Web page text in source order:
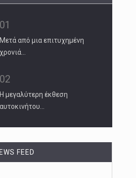
01
Μετά από μια επιτυχημένη
χρονιά…
02
Η μεγαλύτερη έκθεση
αυτοκινήτου…
FEED
have joined together to
[...]